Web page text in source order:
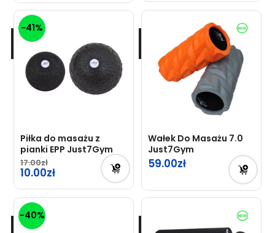
-41%
Piłka do masażu z
pianki EPP Just7Gym
17.00
10.00
Wałek Do Masażu 7.0
Just7Gym
59.00
-40%